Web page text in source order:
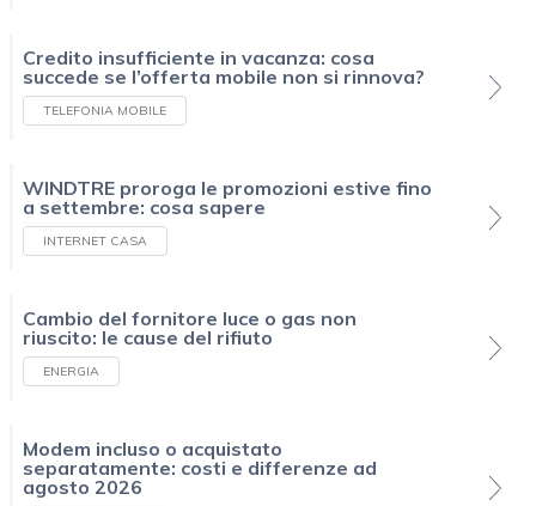
Credito insufficiente in vacanza: cosa
succede se l’offerta mobile non si rinnova?
TELEFONIA MOBILE
WINDTRE proroga le promozioni estive fino
a settembre: cosa sapere
INTERNET CASA
Cambio del fornitore luce o gas non
riuscito: le cause del rifiuto
ENERGIA
Modem incluso o acquistato
separatamente: costi e differenze ad
agosto 2026